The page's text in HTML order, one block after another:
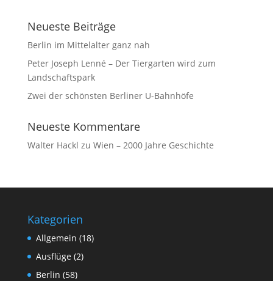
Neueste Beiträge
Berlin im Mittelalter ganz nah
Peter Joseph Lenné – Der Tiergarten wird zum
Landschaftspark
Zwei der schönsten Berliner U-Bahnhöfe
Neueste Kommentare
Walter Hackl zu Wien – 2000 Jahre Geschichte
Kategorien
Allgemein (18)
Ausflüge(2)
Berlin (58)